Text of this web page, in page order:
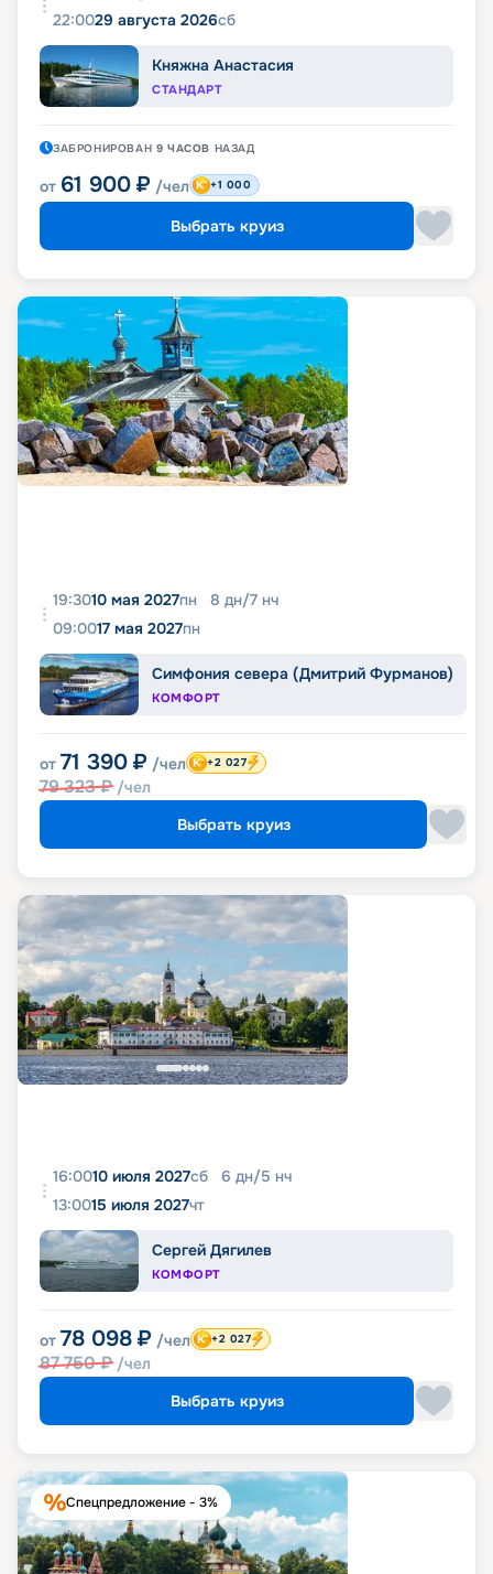
22:0029 августа 2026сб
Княжна Анастасия
СТАНДАРТ
ЗАБРОНИРОВАН 9 ЧАСОВ НАЗАД
от 61 900 ₽ /чел +1 000
Выбрать круиз
19:3010 мая 2027пн 8 дн/7 нч
09:0017 мая 2027пн
Симфония севера (Дмитрий Фурманов)
КОМФОРТ
от 71 390 ₽ /чел
79 323₽ /чел
+2 027
Выбрать круиз
16:0010 июля 2027сб 6 дн/5 нч
13:0015 июля 2027чт
Сергей Дягилев
КОМФОРТ
от 78 098 ₽ /чел
87 750₽ /чел
+2 027
Выбрать круиз
Спецпредложение - 3%